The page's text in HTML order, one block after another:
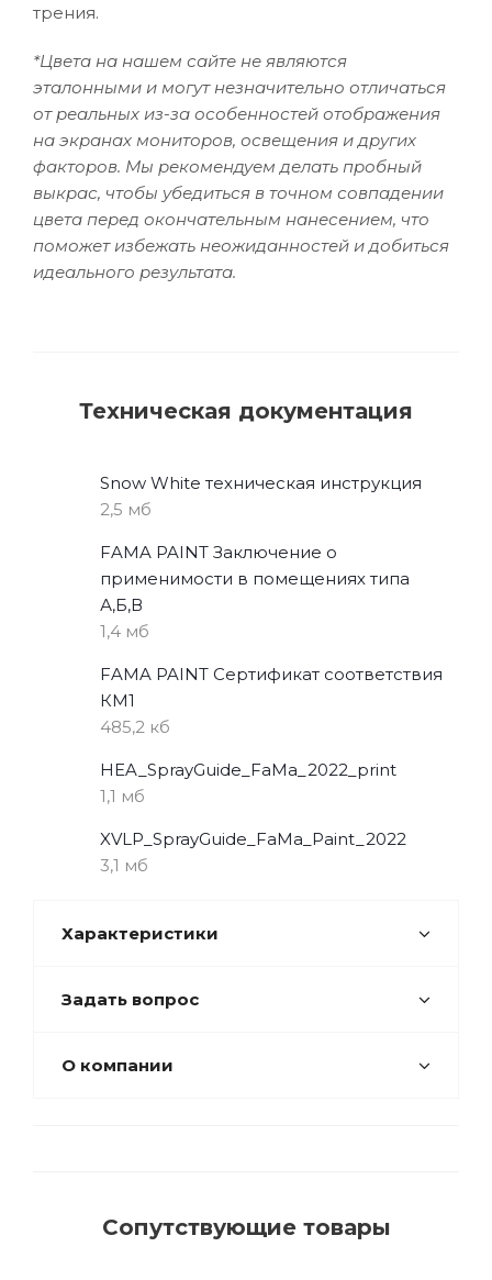
трения.
*Цвета на нашем сайте не являются
эталонными и могут незначительно отличаться
от реальных из-за особенностей отображения
на экранах мониторов, освещения и других
факторов. Мы рекомендуем делать пробный
выкрас, чтобы убедиться в точном совпадении
цвета перед окончательным нанесением, что
поможет избежать неожиданностей и добиться
идеального результата.
Техническая документация
Snow White техническая инструкция
2,5 мб
FAMA PAINT Заключение о
применимости в помещениях типа
А,Б,В
1,4 мб
FAMA PAINT Сертификат соответствия
КМ1
485,2 кб
HEA_SprayGuide_FaMa_2022_print
1,1 мб
XVLP_SprayGuide_FaMa_Paint_2022
3,1 мб
Характеристики
Задать вопрос
О компании
Сопутствующие товары